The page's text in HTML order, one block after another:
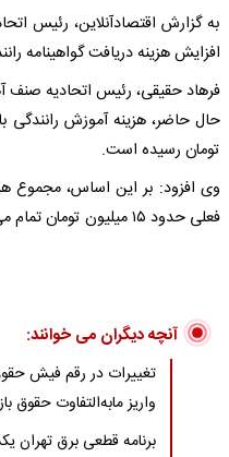
به گزارش اقتصادآنلاین، رئیس
افزایش هزینه دریافت گواهینامه رانندگی به ۱۵ میلیون
فرهاد حقیقی، رئیس اتحادیه صنف
تومان رسیده است.
وی افزود: بر این اساس، مجموع
فعلی حدود ۱۵ میلیون تومان تمام می‌شود.
آنچه دیگران می خوانند:
تغییرات در رقم فیش
واریز مابه‌التفاوت حقوق